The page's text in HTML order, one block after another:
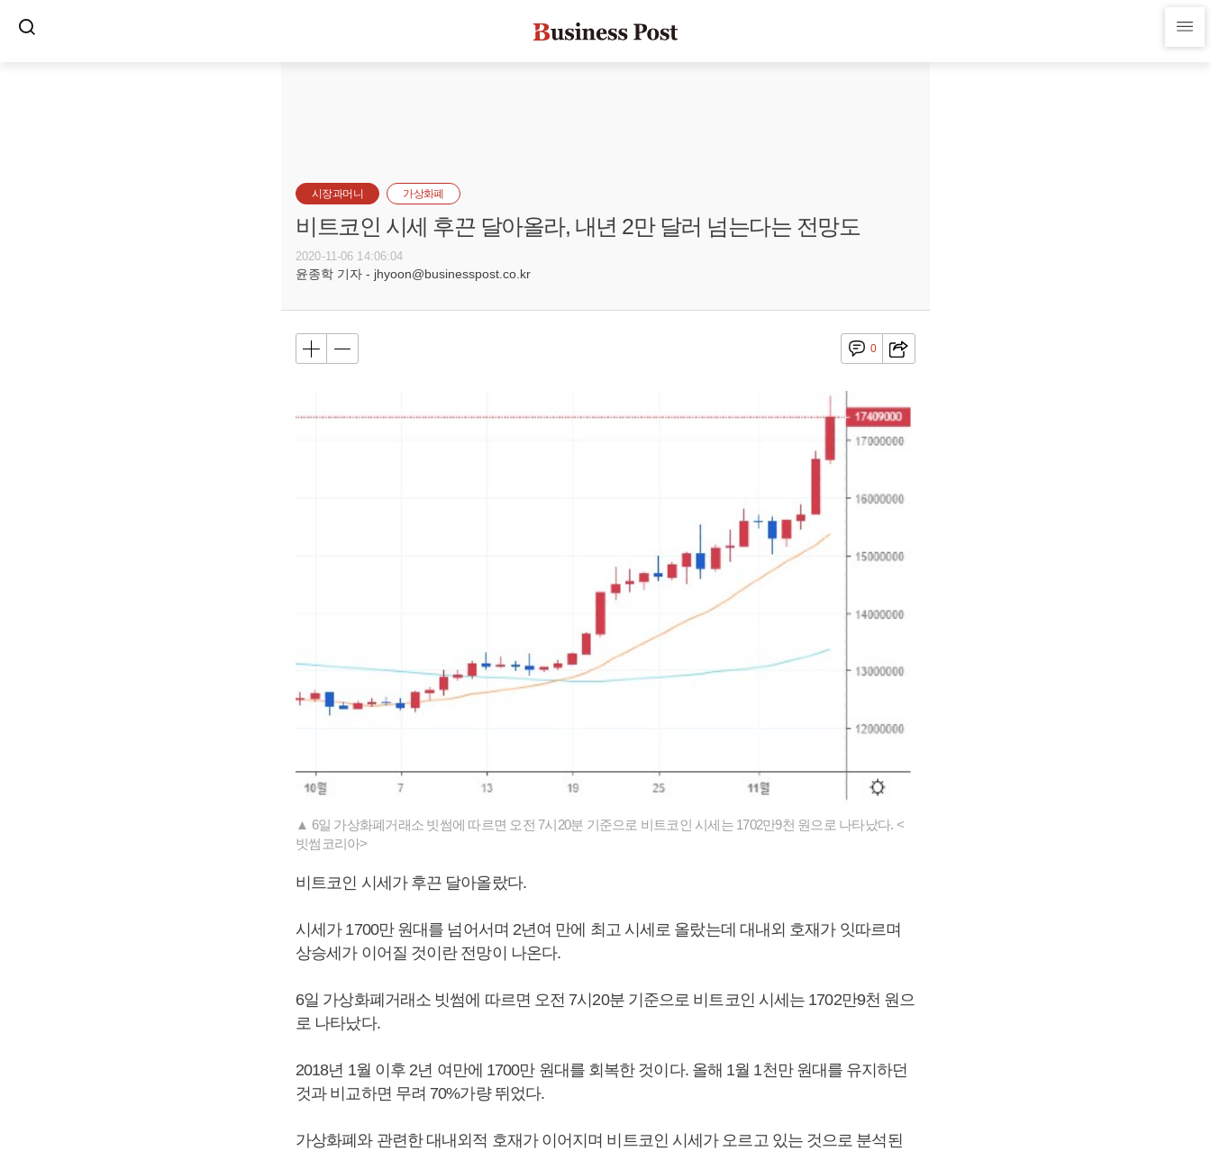
시장과머니 가상화폐
비트코인 시세 후끈 달아올라, 내년 2만 달러 넘는다는 전망도
2020-11-06 14:06:04
윤종학 기자 - jhyoon@businesspost.co.kr
0
▲ 6일 가상화폐거래소 빗썸에 따르면 오전 7시20분 기준으로 비트코인 시세는 1702만9천 원으로 나타났다. <
빗썸코리아>
비트코인 시세가 후끈 달아올랐다.
시세가 1700만 원대를 넘어서며 2년여 만에 최고 시세로 올랐는데 대내외 호재가 잇따르며
상승세가 이어질 것이란 전망이 나온다.
6일 가상화폐거래소 빗썸에 따르면 오전 7시20분 기준으로 비트코인 시세는 1702만9천 원으
로 나타났다.
2018년 1월 이후 2년 여만에 1700만 원대를 회복한 것이다. 올해 1월 1천만 원대를 유지하던
것과 비교하면 무려 70%가량 뛰었다.
가상화폐와 관련한 대내외적 호재가 이어지며 비트코인 시세가 오르고 있는 것으로 분석된